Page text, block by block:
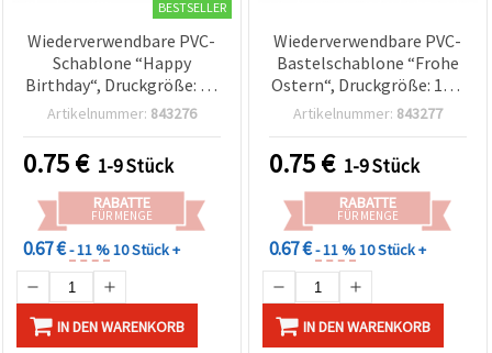
BESTSELLER
Wiederverwendbare PVC-
Schablone “Happy
Birthday“, Druckgröße: 14
x 4,5 cm
Artikelnummer: 843276
0.75€ 1-9 Stück
RABATTE
FÜR MENGE
0.67 €- 11 %10 Stück +
IN DEN WARENKORB
Wiederverwendbare PVC-
Bastelschablone “Frohe
Ostern“, Druckgröße: 14,2
x 3,6 cm
Artikelnummer: 843277
0.75€ 1-9 Stück
RABATTE
FÜR MENGE
0.67 €- 11 %10 Stück +
IN DEN WARENKORB